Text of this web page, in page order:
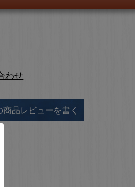
わせ
商品レビューを書く